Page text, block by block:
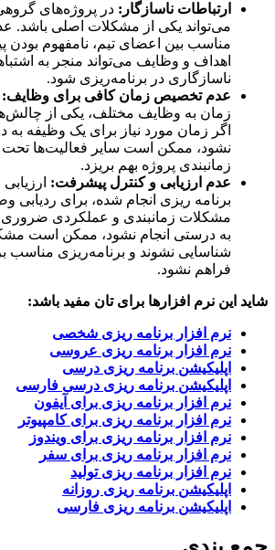
ارتباطات ناسازگار:در پروژه‌های گروهی،
می‌تواند یکی از مشکلات اصلی باشد. عدم
مناسب بین اعضای تیم، نامفهوم بودن
اهداف و وظایف می‌تواند منجر به اشتباهات،
ناسازگاری در برنامه‌ریزی شود.
عدم تخصیص زمان کافی برای وظایف:
زمان به وظایف مختلف، یکی از چالش‌های
اگر زمان مورد نیاز برای یک وظیفه به
نشود، ممکن است سایر فعالیت‌ها تحت تأثیر
زمانبندی پروژه بهم بریزد.
عدم ارزیابی و کنترل پیشرفت: ارزیابی و
برنامه ریزی انجام شده، برای ردیابی
مشکلات زمانبندی و عملکردی ضروری است.
به درستی انجام نشود، ممکن است
شناسایی نشوند و برنامه‌ریزی مناسب برای
فراهم نشود.
این نرم افزارها برای تان مفید باشد:
نرم افزار برنامه ریزی شخصی
نرم افزار برنامه ریزی عروسی
اپلیکیشن برنامه ریزی درسی
اپلیکیشن برنامه ریزی درسی فارسی
نرم افزار برنامه ریزی برای آیفون
نرم افزار برنامه ریزی برای کامپیوتر
نرم افزار برنامه ریزی برای ویندوز
نرم افزار برنامه ریزی برای سفر
نرم افزار برنامه ریزی تولید
اپلیکیشن برنامه ریزی روزانه
اپلیکیشن برنامه ریزی فارسی